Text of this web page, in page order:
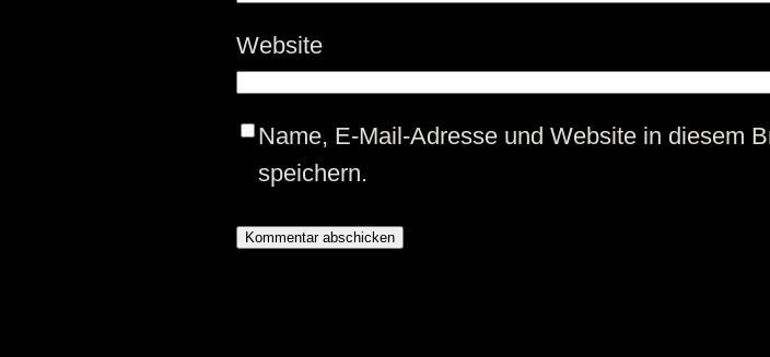
Website
Name, E-Mail-Adresse und Website in diesem
speichern.